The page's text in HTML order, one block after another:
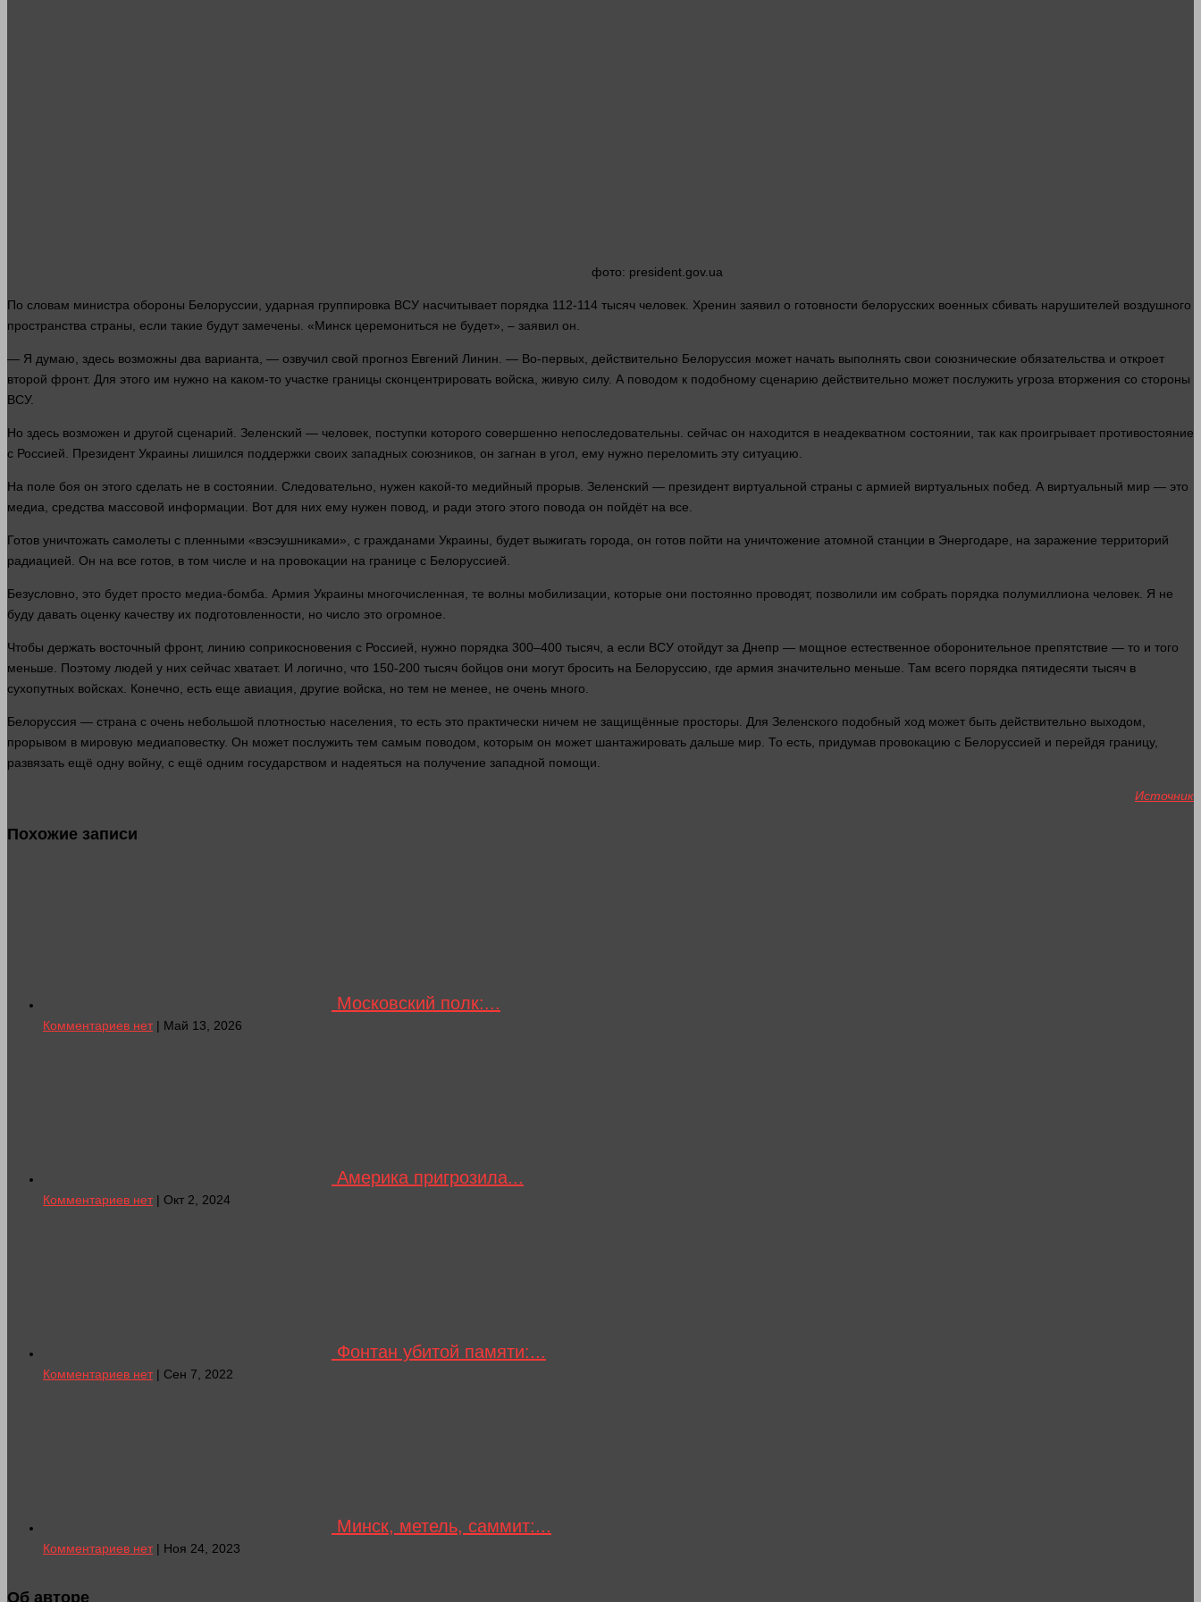
фото: president.gov.ua
По словам министра обороны Белоруссии, ударная группировка ВСУ насчитывает порядка 112-114 тысяч человек . Хренин заявил о готовности белорусских военных сбивать нарушителей воздушного
пространства страны , если такие будут замечены. «Минск церемониться не будет», – заявил он.
— Я думаю здесь возможны два варианта, — озвучил свой прогноз Евгений Линин. — Во-первых, действительно Белоруссия может начать выполнять свои союзнические обязательства и откроет
второй фронт. Для этого им нужно на каком-то участке границы сконцентрировать войска, живую силу. А поводом к подобному сценарию действительно может послужить угроза вторжения со стороны
ВСУ.
Но здесь возможен и другой сценарий. Зеленский — человек , поступки которого совершенно непоследовательны. сейчас он находится в неадекватном состоянии, так как проигрывает противостояние
с Россией. Президент Украины лишился поддержки своих западных союзников, он загнан в угол, ему нужно переломить эту ситуацию.
На поле боя он этого сделать не в состоянии. Следовательно, нужен какой-то медийный прорыв. Зеленский — президент виртуальной страны с армией виртуальных побед. А виртуальный мир — это
медиа, средства массовой информации . Вот для них ему нужен повод, и ради этого этого повода он пойдёт на все.
Готов уничтожать самолеты с пленными «вэсэушниками», с гражданами Украины, будет выжигать города, он готов пойти на уничтожение атомной станции в Энергодаре, на заражение территорий
радиацией. Он на все готов, в том числе и на провокации на границе с Белоруссией.
Безусловно, это будет просто медиа-бомба. Армия Украины многочисленная, те волны мобилизации, которые они постоянно проводят, позволили им собрать порядка полумиллиона человек . Я не
буду давать оценку качеству их подготовленности, но число это огромное.
Чтобы держать восточный фронт, линию соприкосновения с Россией, нужно порядка 300–400 тысяч, а если ВСУ отойдут за Днепр — мощное естественное оборонительное препятствие — то и того
меньше. Поэтому людей у них сейчас хватает. И логично, что 150-200 тысяч бойцов они могут бросить на Белоруссию, где армия значительно меньше. Там всего порядка пятидесяти тысяч в
сухопутных войсках. Конечно, есть еще авиация, другие войска, но тем не менее, не очень много
Белоруссия — страна с очень небольшой плотностью населения, то есть это практически ничем не защищённые просторы. Для Зеленского подобный ход может быть действительно выходом,
прорывом в мировую медиаповестку. Он может послужить тем самым поводом, которым он может шантажировать дальше мир . То есть, придумав провокацию с Белоруссией и перейдя границу,
развязать ещё одну войну, с ещё одним государством и надеяться на получение западной помощи.
Источник
Похожие записи
Московский полк:...
Комментариев нет| Май 13, 2026
Америка пригрозила...
Комментариев нет| Окт 2, 2024
Фонтан убитой памяти:...
Комментариев нет| Сен 7, 2022
Минск, метель, саммит:...
Комментариев нет| Ноя 24, 2023
Об авторе